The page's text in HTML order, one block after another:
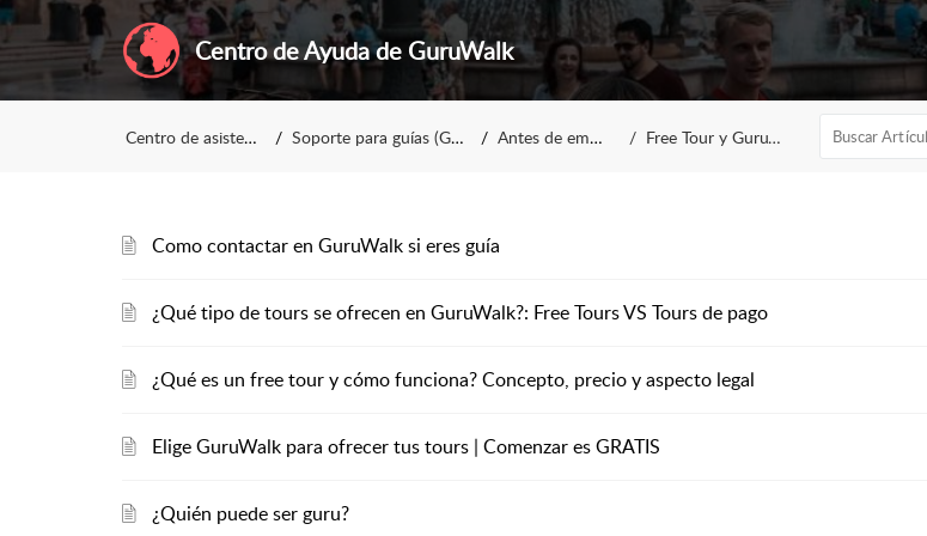
Centro de Ayuda de GuruWalk
Centro de asistencia Soporte para guías (Gurus) Antes de empezar Free Tour y GuruWalk
Como contactar en GuruWalk si eres guía
¿Qué tipo de tours se ofrecen en GuruWalk?: Free Tours VS Tours de pago
¿Qué es un free tour y cómo funciona? Concepto, precio y aspecto legal
Elige GuruWalk para ofrecer tus tours | Comenzar es GRATIS
¿Quién puede ser guru?